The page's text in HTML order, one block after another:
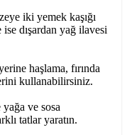
iki yemek kaşığı
dışardan yağ ilavesi
haşlama, fırında
kullanabilirsiniz.
ve sosa
tatlar yaratın.